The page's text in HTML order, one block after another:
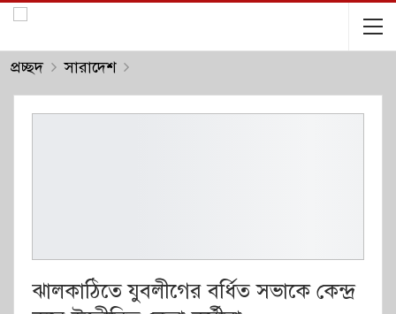
প্রচ্ছদ সারাদেশ
ঝালকাঠিতে যুবলীগের বর্ধিত সভাকে কেন্দ্র